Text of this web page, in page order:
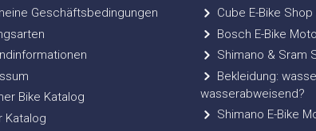
Geschäftsbedingungen
Bike Katalog
Katalog
Cube E-Bike
Bosch E-Bike
Shimano & Sram
Bekleidung:
wasserabweisend?
Shimano E-Bike